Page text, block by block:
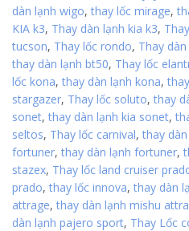
dàn lạnh wigo, thay lốc mirage,
KIA k3, Thay dàn lạnh kia k3,
tucson, Thay lốc rondo, Thay
thay dàn lạnh bt50, Thay lốc
lốc kona, thay dàn lạnh kona,
stargazer, Thay lốc soluto, thay
sonet, thay dàn lạnh kia sonet,
seltos, Thay lốc carnival, thay
fortuner, thay dàn lạnh fortuner,
stazex, Thay lốc land cruiser
prado, thay lốc innova, thay dàn
attrage, thay dàn lạnh mishu
dàn lạnh pajero sport, Thay Lốc